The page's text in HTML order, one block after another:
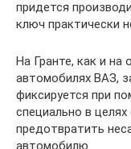
придется
ключ практически
На Гранте, как и на
автомобилях ВАЗ,
фиксируется при
специально в
предотвратить
автомобилю.